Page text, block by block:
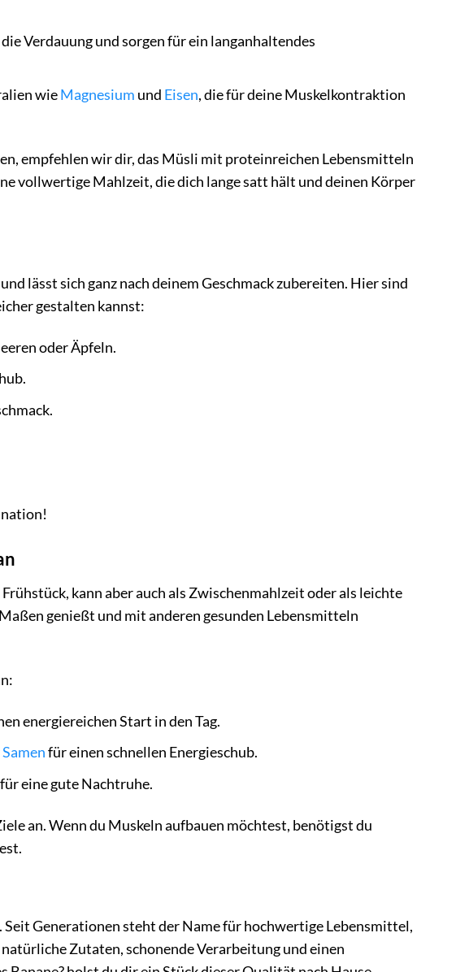
Verdauung und sorgen für ein langanhaltendes
wieMagnesium und Eisen, die für deine Muskelkontraktion
empfehlen wir dir, das Müsli mit proteinreichen Lebensmitteln
vollwertige Mahlzeit, die dich lange satt hält und deinen Körper
lässt sich ganz nach deinem Geschmack zubereiten. Hier sind
gestalten kannst:
oder Äpfeln.
kann aber auch als Zwischenmahlzeit oder als leichte
genießt und mit anderen gesunden Lebensmitteln
energiereichen Start in den Tag.
Samenfür einen schnellen Energieschub.
eine gute Nachtruhe.
an. Wenn du Muskeln aufbauen möchtest, benötigst du
Generationen steht der Name für hochwertige Lebensmittel,
Zutaten, schonende Verarbeitung und einen